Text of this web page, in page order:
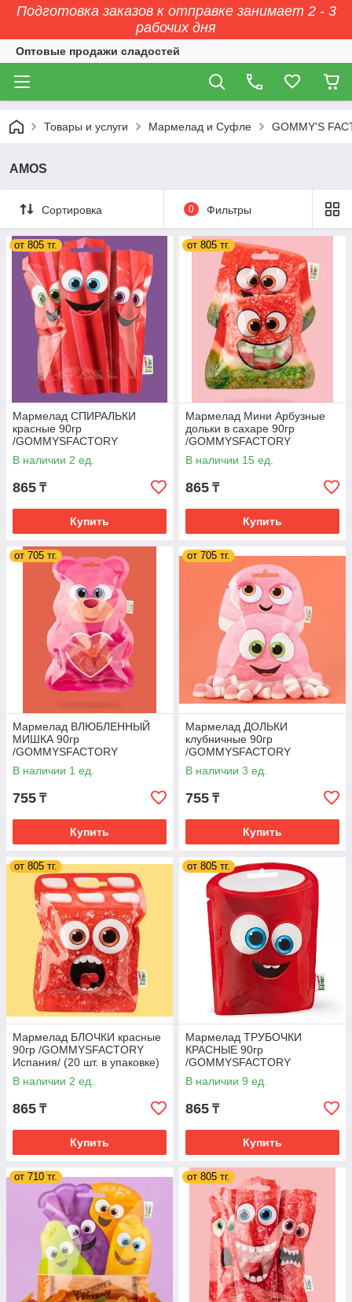
Подготовка заказов к отправке занимает 2 - 3
рабочих дня
Оптовые продажи сладостей
Товары и услуги Мармелад и Суфле GOMMY'S
AMOS
Сортировка 0 Фильтры
от 805 тг.
Мармелад СПИРАЛЬКИ
красные 90гр
/GOMMYSFACTORY
Испания/ (20 шт. в упаковке)
В наличии 2 ед.
865 ₸
Купить
от 805 тг.
Мармелад Мини Арбузные
дольки в сахаре 90гр
/GOMMYSFACTORY
Испания/ (20 шт. в упаковке)
В наличии 15 ед.
865 ₸
Купить
от 705 тг.
Мармелад ВЛЮБЛЕННЫЙ
МИШКА 90гр
/GOMMYSFACTORY
Испания/ (20 шт. в упаковке)
В наличии 1 ед.
755 ₸
Купить
от 705 тг.
Мармелад ДОЛЬКИ
клубничные 90гр
/GOMMYSFACTORY
Испания/ (20 шт. в упаковке)
В наличии 3 ед.
755 ₸
Купить
от 805 тг.
Мармелад БЛОЧКИ красные
90гр /GOMMYSFACTORY
Испания/ (20 шт. в упаковке)
В наличии 2 ед.
865 ₸
Купить
от 805 тг.
Мармелад ТРУБОЧКИ
КРАСНЫЕ 90гр
/GOMMYSFACTORY
Испания/ (20 шт. в упаковке)
В наличии 9 ед.
865 ₸
Купить
от 710 тг. от 805 тг.